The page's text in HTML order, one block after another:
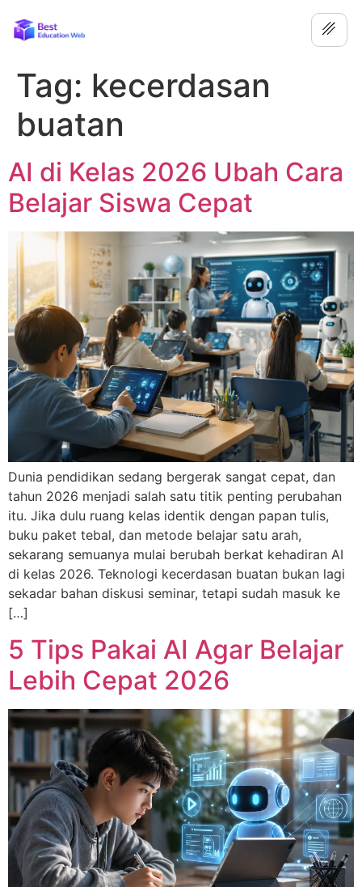
Tag: kecerdasan
buatan
AI di Kelas 2026 Ubah Cara
Belajar Siswa Cepat
Dunia pendidikan sedang bergerak sangat cepat, dan
tahun 2026 menjadi salah satu titik penting perubahan
itu. Jika dulu ruang kelas identik dengan papan tulis,
buku paket tebal, dan metode belajar satu arah,
sekarang semuanya mulai berubah berkat kehadiran AI
di kelas 2026. Teknologi kecerdasan buatan bukan lagi
sekadar bahan diskusi seminar, tetapi sudah masuk ke
[…]
5 Tips Pakai AI Agar Belajar
Lebih Cepat 2026